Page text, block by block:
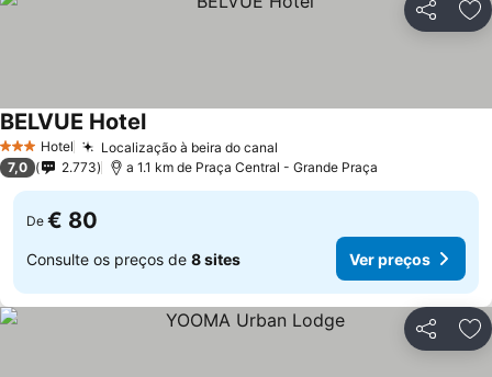
Partilhar
3 EstrelasHotel Localização à beira do canal
BELVUE Hotel
7,0 2.773 a 1.1 km de Praça Central - Grande Praça
De € 80
Consulte os preços de 8 sites Ver preços
Partilhar